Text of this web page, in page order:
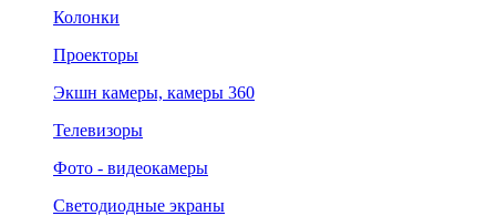
Колонки
Проекторы
Экшн камеры, камеры 360
Телевизоры
Фото - видеокамеры
Светодиодные экраны